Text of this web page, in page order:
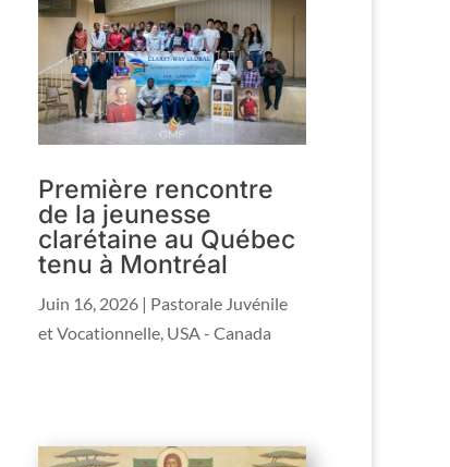
Première rencontre
de la jeunesse
clarétaine au Québec
tenu à Montréal
Juin 16, 2026 | Pastorale Juvénile
et Vocationnelle, USA - Canada